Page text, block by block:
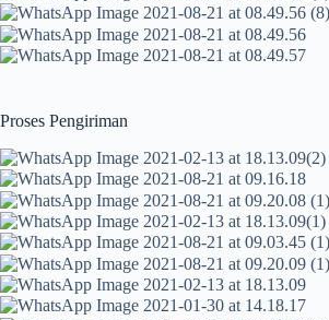
Proses Pengiriman